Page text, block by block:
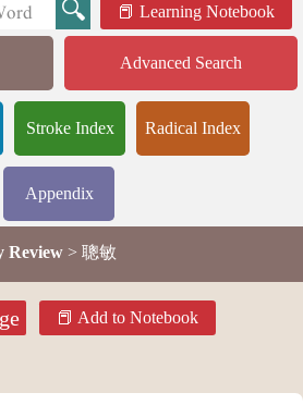
Learning Notebook
Advanced Search
Stroke Index Radical Index
Appendix
Review > 聰敏
Add to Notebook